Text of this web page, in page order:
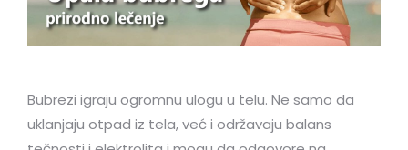
Bubrezi igraju ogromnu ulogu u telu. Ne samo da
uklanjaju otpad iz tela, već i održavaju balans